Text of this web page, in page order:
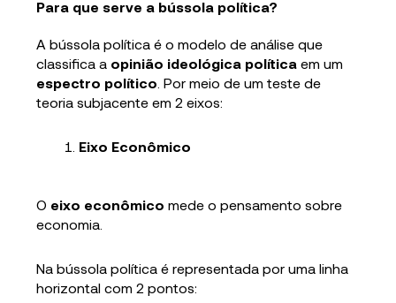
Para que serve a bússola política?
A bússola política é o modelo de análise que
classifica a opinião ideológica política em um
espectro político . Por meio de um teste de
teoria subjacente em 2 eixos:
Eixo Econômico
O eixo econômico mede o pensamento sobre
economia.
Na bússola política é representada por uma linha
horizontal com 2 pontos: